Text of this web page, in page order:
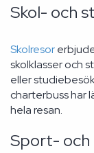
Skol- och
Skolresor
skolklasser och
eller
charterbuss har
hela resan.
Sport- och